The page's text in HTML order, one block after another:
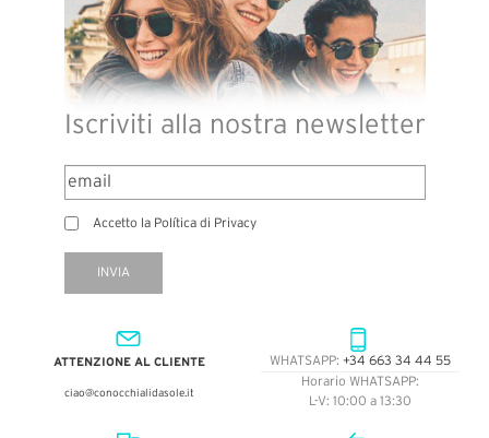
Iscriviti alla nostra newsletter
Accetto la Política di Privacy
INVIA
ATTENZIONE AL CLIENTE
ciao@conocchialidasole.it
WHATSAPP: +34 663 34 44 55
Horario WHATSAPP:
L-V: 10:00 a 13:30